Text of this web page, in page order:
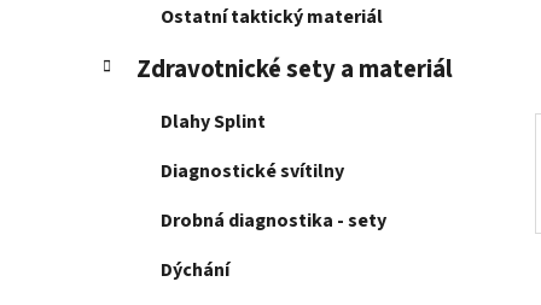
a
Ostatní taktický materiál
Zdravotnické sety a materiál
Dlahy Splint
Diagnostické svítilny
Drobná diagnostika - sety
Dýchání